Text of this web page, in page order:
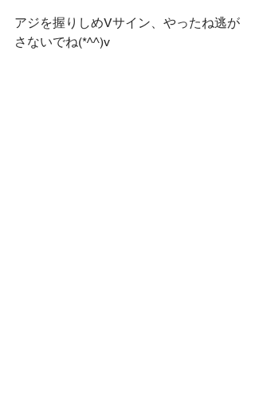
アジを握りしめVサイン、やったね逃が
さないでね(*^^)v